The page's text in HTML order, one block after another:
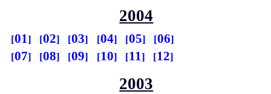
2004
01 02 03 04 05
06
07
08 09 10 11 12
2003